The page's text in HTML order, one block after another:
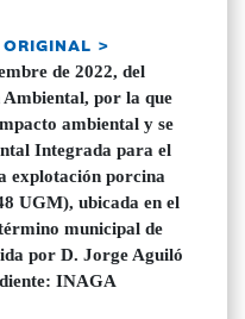
>
de 2022, del
por la que
ambiental y se
Integrada para el
explotación porcina
UGM), ubicada en el
municipal de
por D. Jorge Aguiló
INAGA